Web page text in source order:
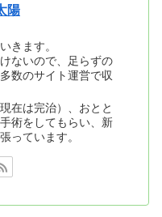
陽
きます。
ないので、足らずの
数のサイト運営で収
在は完治）、おとと
術をしてもらい、新
っています。